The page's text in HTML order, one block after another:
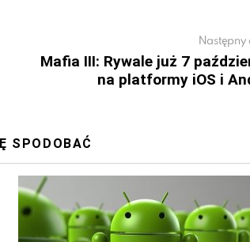
Następny
Mafia III: Rywale już 7
na platformy iOS i
SPODOBAĆ